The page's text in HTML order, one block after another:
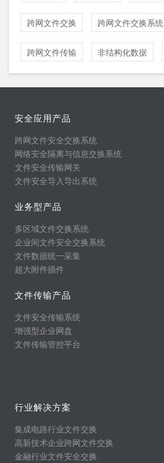
跨网文件交换 跨网文件交换系统
跨网文件传输 非结构化数据
安全应用产品
跨网文件安全交换系统
网络安全隔离与信息交换系统
文件安全传输网关
文件安全导入导出系统
业务型产品
多区域文件交换系统
企业间文件安全交换系统
文件数据统一采集
超大附件插件
文件传输产品
文件安全传输系统
增强型企业网盘
文件传输管控平台
行业解决方案
集成电路行业文件交换
高新技术企业跨网文件交换
金融行业文件安全交换